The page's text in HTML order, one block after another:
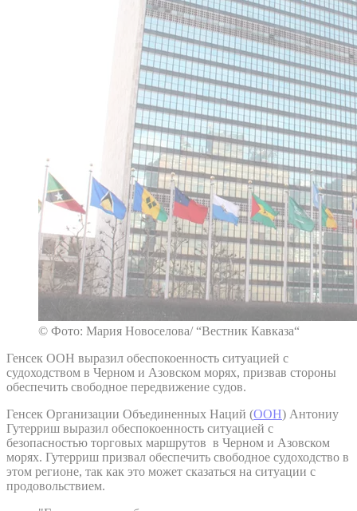
© Фото: Мария Новоселова/ “Вестник Кавказа“
Генсек ООН выразил обеспокоенность ситуацией с
судоходством в Черном и Азовском морях, призвав стороны
обеспечить свободное передвижение судов.
Генсек Организации Объединенных Наций (ООН) Антониу
Гутерриш выразил обеспокоенность ситуацией с
безопасностью торговых маршрутов в Черном и Азовском
морях. Гутерриш призвал обеспечить свободное судоходство в
этом регионе, так как это может сказаться на ситуации с
продовольствием.